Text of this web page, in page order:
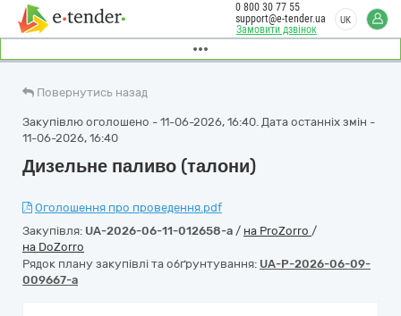
Замовити дзвінок
0 800 30 77 55
support@e-tender.ua
UK
Повернутись назад
Закупівлю оголошено - 11-06-2026, 16:40. Дата останніх змін -
11-06-2026, 16:40
Дизельне паливо (талони)
Оголошення про проведення.pdf
Закупівля: UA-2026-06-11-012658-a / на ProZorro /
на DoZorro
Рядок плану закупівлі та обґрунтування: UA-P-2026-06-09-
009667-a